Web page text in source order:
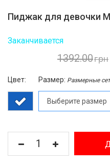
Пиджак для девочки
Заканчивается
1392.00
Цвет: Размер: Размерные